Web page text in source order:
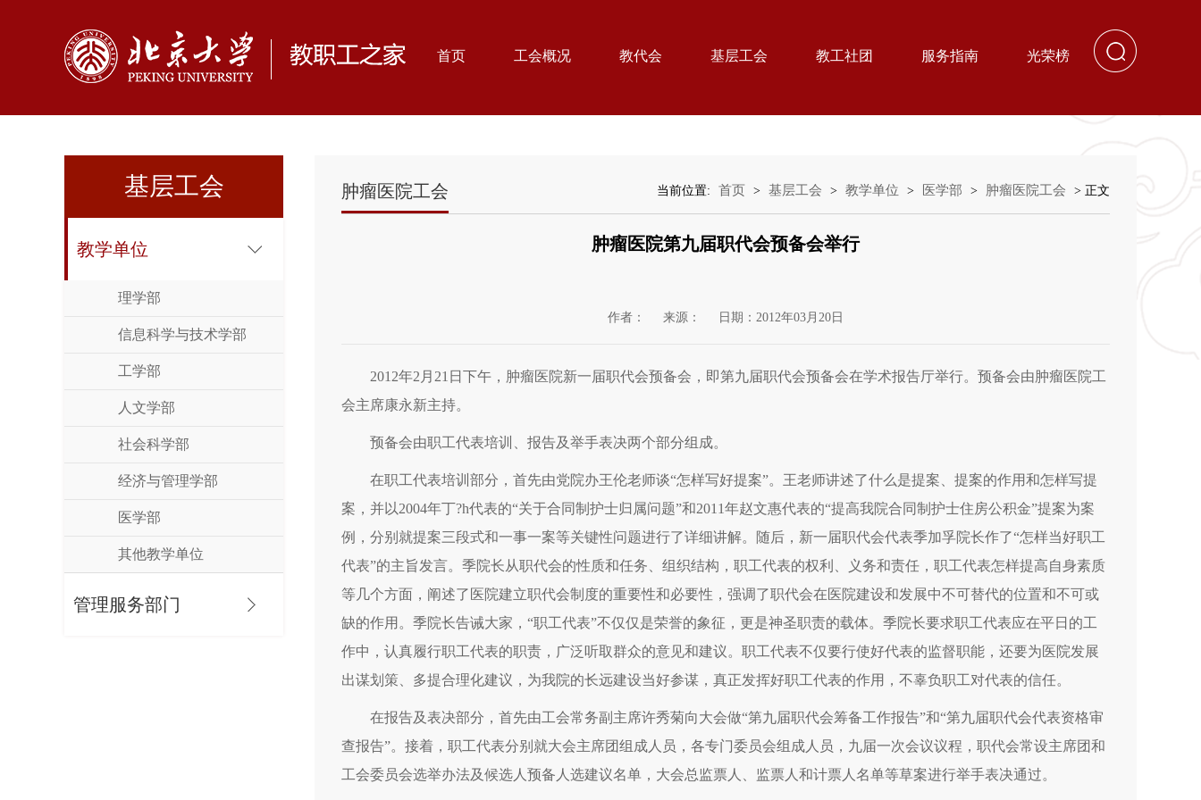
首页 工会概况 教代会 基层工会 教工社团 服务指南 光荣榜
基层工会
教学单位
理学部
信息科学与技术学部
工学部
人文学部
社会科学部
经济与管理学部
医学部
其他教学单位
管理服务部门
肿瘤医院工会 当前位置: 首页 > 基层工会 > 教学单位 > 医学部 > 肿瘤医院工会 > 正文
肿瘤医院第九届职代会预备会举行
作者： 来源： 日期：2012年03月20日
2012年2月21日下午，肿瘤医院新一届职代会预备会，即第九届职代会预备会在学术报告厅举行。预备会由肿瘤医院工
会主席康永新主持。
预备会由职工代表培训、报告及举手表决两个部分组成。
在职工代表培训部分，首先由党院办王伦老师谈“怎样写好提案”。王老师讲述了什么是提案、提案的作用和怎样写提
案，并以2004年丁?h代表的“关于合同制护士归属问题”和2011年赵文惠代表的“提高我院合同制护士住房公积金”提案为案
例，分别就提案三段式和一事一案等关键性问题进行了详细讲解。随后，新一届职代会代表季加孚院长作了“怎样当好职工
代表”的主旨发言。季院长从职代会的性质和任务、组织结构，职工代表的权利、义务和责任，职工代表怎样提高自身素质
等几个方面，阐述了医院建立职代会制度的重要性和必要性，强调了职代会在医院建设和发展中不可替代的位置和不可或
缺的作用。季院长告诫大家，“职工代表”不仅仅是荣誉的象征，更是神圣职责的载体。季院长要求职工代表应在平日的工
作中，认真履行职工代表的职责，广泛听取群众的意见和建议。职工代表不仅要行使好代表的监督职能，还要为医院发展
出谋划策、多提合理化建议，为我院的长远建设当好参谋，真正发挥好职工代表的作用，不辜负职工对代表的信任。
在报告及表决部分，首先由工会常务副主席许秀菊向大会做“第九届职代会筹备工作报告”和“第九届职代会代表资格审
查报告”。接着，职工代表分别就大会主席团组成人员，各专门委员会组成人员，九届一次会议议程，职代会常设主席团和
工会委员会选举办法及候选人预备人选建议名单，大会总监票人、监票人和计票人名单等草案进行举手表决通过。